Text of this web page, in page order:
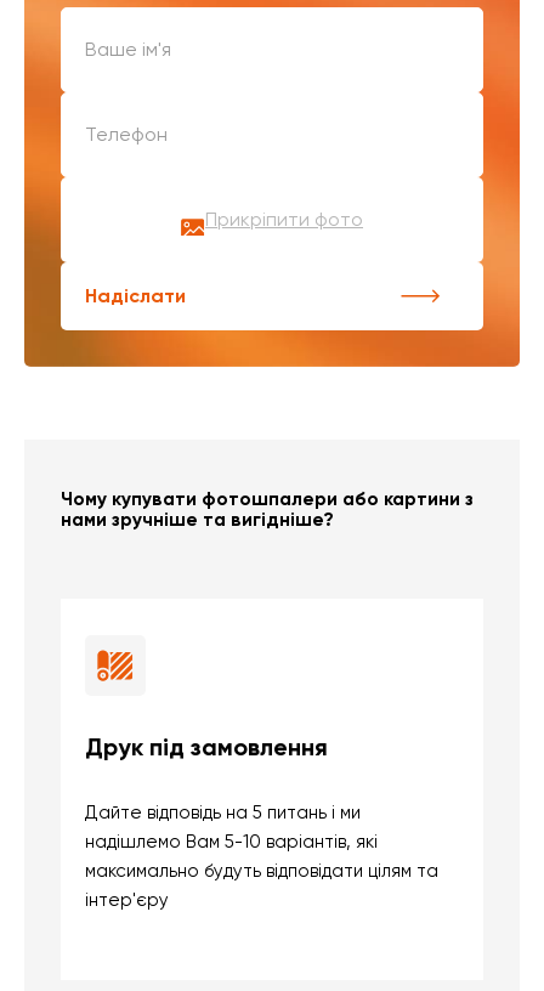
Прикріпити фото
Надіслати
Чому купувати фотошпалери або картини з
нами зручніше та вигідніше?
Друк під замовлення
Дайте відповідь на 5 питань і ми
надішлемо Вам 5-10 варіантів, які
максимально будуть відповідати цілям та
інтер'єру